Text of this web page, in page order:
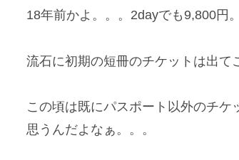
18年前かよ。。。2dayでも9,800円。
流石に初期の短冊のチケットは出て
この頃は既にパスポート以外のチ
思うんだよなぁ。。。